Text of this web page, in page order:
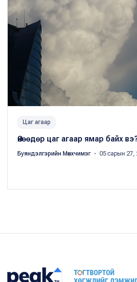
Цаг агаар
Өнөөдөр цаг агаар ямар байх
Буяндэлгэрийн Мөнхчимэг ・ 05 сарын 27,